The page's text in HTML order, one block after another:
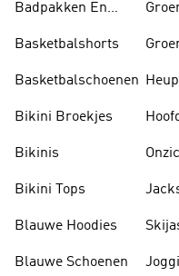
Badpakken En
Basketbalshorts
Basketbalschoenen
Bikini Broekjes
Bikinis
Bikini Tops
Blauwe Hoodies
Blauwe Schoenen